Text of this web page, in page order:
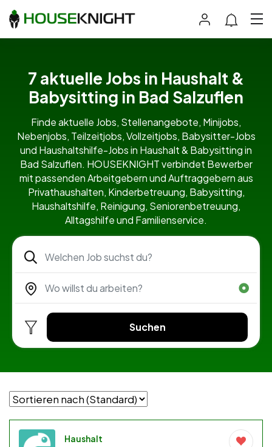
7 aktuelle Jobs in Haushalt &
Babysitting in Bad Salzuflen
Finde aktuelle Jobs, Stellenangebote, Minijobs,
Nebenjobs, Teilzeitjobs, Vollzeitjobs, Babysitter-Jobs
und Haushaltshilfe-Jobs in Haushalt & Babysitting in
Bad Salzuflen. HOUSEKNIGHT verbindet Bewerber
mit passenden Arbeitgebern und Auftraggebern aus
Privathaushalten, Kinderbetreuung, Babysitting,
Haushaltshilfe, Reinigung, Seniorenbetreuung,
Alltagshilfe und Familienservice.
Suchen
Haushalt